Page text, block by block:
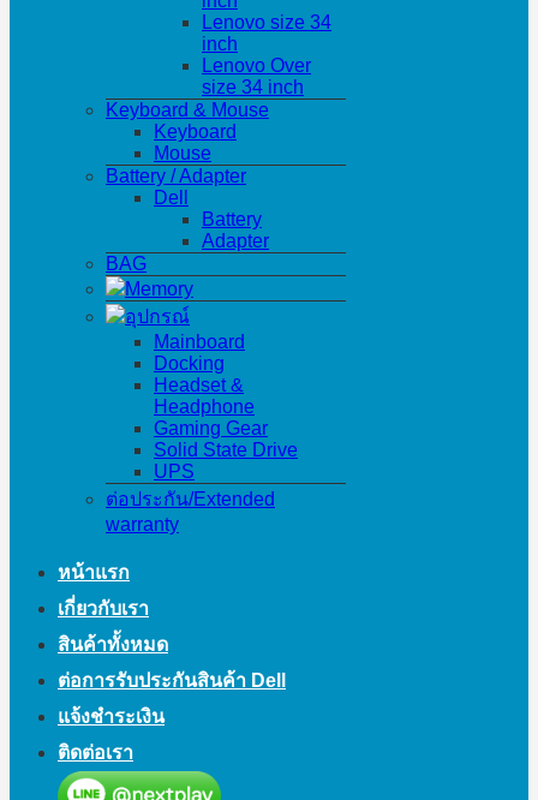
Lenovo size 34
inch
Lenovo Over
size 34 inch
Keyboard & Mouse
Keyboard
Mouse
Battery / Adapter
Dell
Battery
Adapter
BAG
Memory
อุปกรณ์
Mainboard
Docking
Headset &
Headphone
Gaming Gear
Solid State Drive
UPS
ต่อประกัน/Extended
warranty
หน้าแรก
เกี่ยวกับเรา
สินค้าทั้งหมด
ต่อการรับประกันสินค้า Dell
แจ้งชำระเงิน
ติดต่อเรา